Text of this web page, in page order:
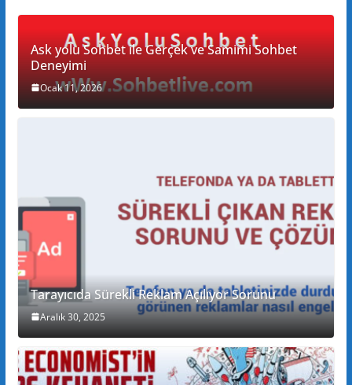
Ask yolu Sohbet ile Gerçek ve Samimi Sohbet
Deneyimi
Ocak 11, 2026
Tarayıcıda Sürekli Reklam Açılıyor Sorunu
Aralık 30, 2025